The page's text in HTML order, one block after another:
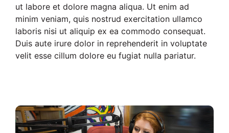
ut labore et dolore magna aliqua. Ut enim ad
minim veniam, quis nostrud exercitation ullamco
laboris nisi ut aliquip ex ea commodo consequat.
Duis aute irure dolor in reprehenderit in voluptate
velit esse cillum dolore eu fugiat nulla pariatur.